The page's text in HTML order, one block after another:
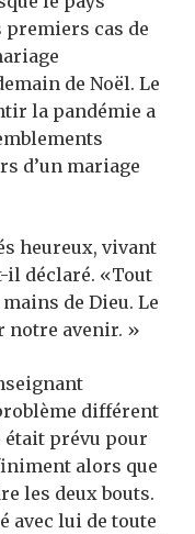
premiers cas de
de Noël. Le
la pandémie a
d’un mariage
heureux, vivant
il déclaré. «Tout
de Dieu. Le
notre avenir. »
différent
prévu pour
alors que
les deux bouts.
avec lui de toute